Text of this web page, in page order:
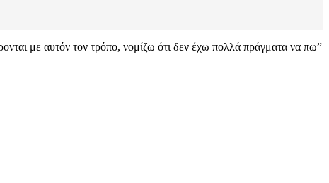
με αυτόν τον τρόπο, νομίζω ότι δεν έχω πολλά πράγματα να πω”